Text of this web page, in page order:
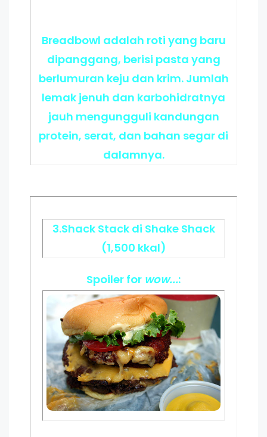
Breadbowl adalah roti yang baru
dipanggang, berisi pasta yang
berlumuran keju dan krim. Jumlah
lemak jenuh dan karbohidratnya
jauh mengungguli kandungan
protein, serat, dan bahan segar di
dalamnya.
3.Shack Stack di Shake Shack
(1,500 kkal)
Spoiler for wow...: